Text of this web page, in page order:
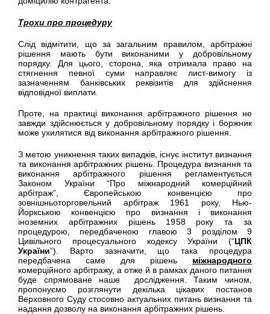
Трохи про процедуру
Слід відмітити, що за загальним правилом, арбітражні
рішення мають бути виконаними у добровільному
порядку. Для цього, сторона, яка отримала право на
стягнення певної суми направляє лист-вимогу із
зазначенням банківських реквізитів для здійснення
відповідної виплати.
Проте, на практиці виконання арбітражного рішення не
завжди здійснюється у добровільному порядку і боржник
може ухилятися від виконання арбітражного рішення.
З метою уникнення таких випадків, існує інститут визнання
та виконання арбітражних рішень. Процедура визнання та
виконання арбітражного рішення регламентується
Законом України “Про міжнародний комерційний
арбітраж”, Європейською конвенцією про
зовнішньоторговельний арбітраж 1961 року, Нью-
Йоркською конвенцією про визнання і виконання
іноземних арбітражних рішень 1958 року та за
процедурою, передбаченою главою 3 розділом 9
Цивільного процесуального кодексу України (“ЦПК
України”). Варто зазначити, що така процедура
передбачена саме для рішень міжнародного
комерційного арбітражу, а отже й в рамках даного питання
буде спрямоване наше дослідження. Таким чином,
пропонуємо розглянути декілька цікавих постанов
Верховного Суду стосовно актуальних питань визнання та
надання дозволу на виконання арбітражних рішень.